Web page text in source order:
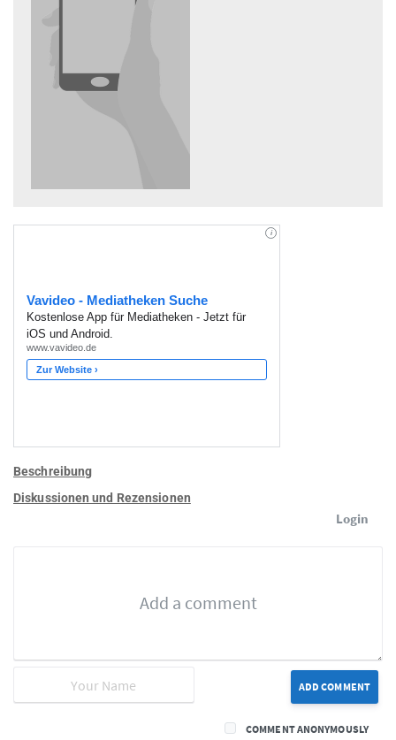
Beschreibung
Diskussionen und Rezensionen
Login
ADD COMMENT
COMMENT ANONYMOUSLY